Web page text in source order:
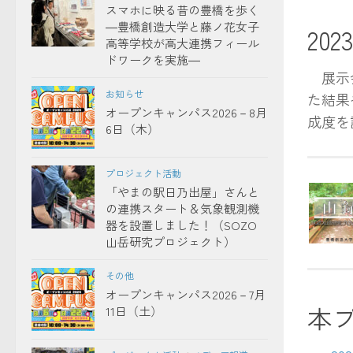
展示
た結
成度
本
スマホに映る昔の豊橋を歩く
―豊橋創造大学と藤ノ花女子
高等学校が高大連携フィール
ドワークを実施―
お知らせ
オープンキャンパス2026－8月
6日（木）
プロジェクト活動
「やまの駅日乃出屋」さんと
の連携スタート＆気象観測機
器を設置しました！（SOZO
山岳研究プロジェクト）
その他
オープンキャンパス2026－7月
11日（土）